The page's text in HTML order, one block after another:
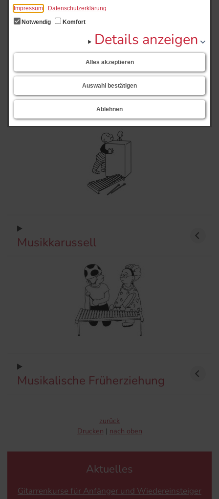
Impressum
Datenschutzerklärung
Notwendig
Komfort
Details anzeigen
Alles akzeptieren
Auswahl bestätigen
Ablehnen
Musikalische Krabbelgruppe
Musikkarussell
Musikalische Früherziehung
zurück
Drucken
nach oben
Aktuelles
Gitarrenkurse für Anfänger und Wiedereinsteiger